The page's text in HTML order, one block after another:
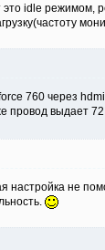
idle
760 через
выдает
настройка не